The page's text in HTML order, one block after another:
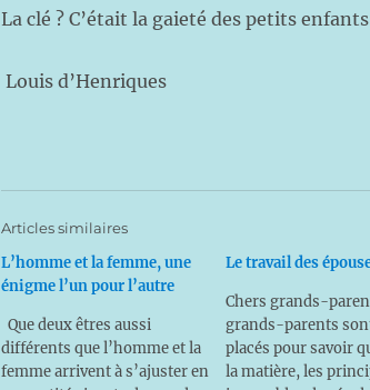
La clé ? C’était la gaieté des petits
Louis d’Henriques
Articles similaires
L’homme et la femme, une
énigme l’un pour l’autre
Que deux êtres aussi
différents que l’homme et la
femme arrivent à s’ajuster en
Le travail des
Chers grands-
grands-parents
placés pour savoir
la matière, les